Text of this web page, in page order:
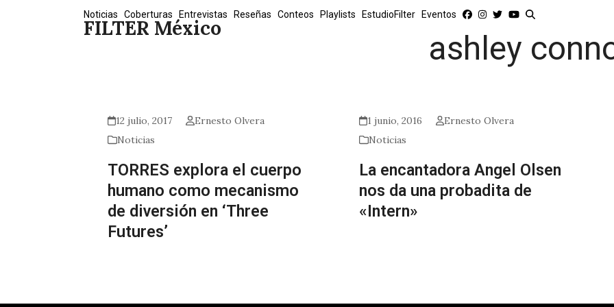
FILTER México
Noticias Coberturas Entrevistas Reseñas Conteos Playlists EstudioFilter Eventos
ashley
12 julio, 2017
Ernesto Olvera
Noticias
TORRES explora el cuerpo
humano como mecanismo
de diversión en ‘Three
Futures’
1 junio, 2016
Ernesto Olvera
Noticias
La encantadora Angel Olsen
nos da una probadita de
«Intern»